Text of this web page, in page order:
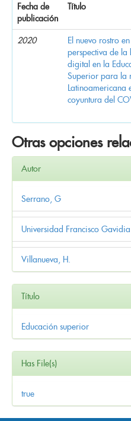
Fecha de
publicación
Título
2020
El nuevo rostro en
perspectiva de la
digital en la
Superior para la
Latinoamericana
coyuntura del
Otras opciones
Autor
Serrano, G
Universidad Francisco Gavidia
Villanueva, H.
Título
Educación superior
Has File(s)
true